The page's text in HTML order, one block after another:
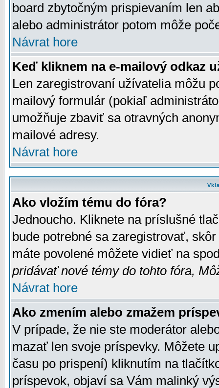
board zbytočným prispievaním len
alebo administrátor potom môže
Návrat hore
Keď kliknem na e-mailový odkaz
Len zaregistrovaní užívatelia môžu
mailový formulár (pokiaľ
umožňuje zbaviť sa otravných
mailové adresy.
Návrat hore
Ako vložím tému do fóra?
Jednoucho. Kliknete na príslušné
bude potrebné sa zaregistrovať,
máte povolené môžete vidieť na
pridávať nové témy do tohto fóra,
Návrat hore
Ako zmením alebo zmažem
V prípade, že nie ste moderátor
mazať len svoje príspevky. Môžete
času po prispení) kliknutím na
príspevok, objaví sa Vám malinký